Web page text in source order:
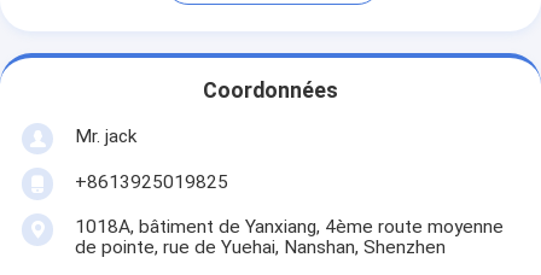
Coordonnées
Mr. jack
+8613925019825
1018A, bâtiment de Yanxiang, 4ème route moyenne
de pointe, rue de Yuehai, Nanshan, Shenzhen